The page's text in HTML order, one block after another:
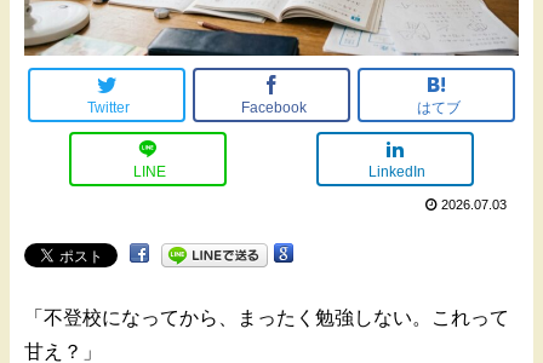
Twitter Facebook はてブ
LINE LinkedIn
2026.07.03
「不登校になってから、まったく勉強しない。これって
甘え？」